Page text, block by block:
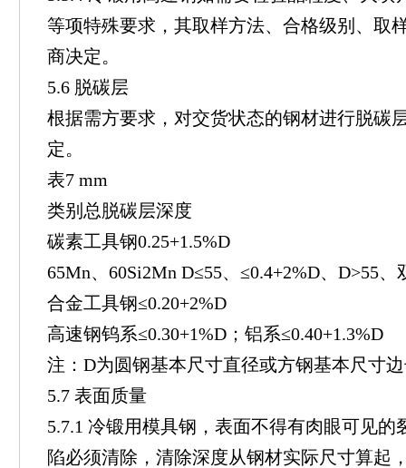
等项特殊要求，其取样方法、合格级别、取
商决定。
5.6 脱碳层
根据需方要求，对交货状态的钢材进行脱碳
定。
表7 mm
类别总脱碳层深度
碳素工具钢0.25+1.5%D
65Mn、60Si2Mn D≤55、≤0.4+2%D、D>55、
合金工具钢≤0.20+2%D
高速钢钨系≤0.30+1%D；铝系≤0.40+1.3%D
注：D为圆钢基本尺寸直径或方钢基本尺寸
5.7 表面质量
5.7.1 冷锻用模具钢，表面不得有肉眼可见
陷必须清除，清除深度从钢材实际尺寸算起